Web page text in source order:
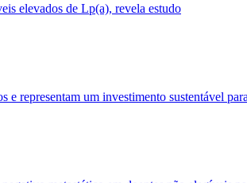
elevados de Lp(a), revela estudo
representam um investimento sustentável